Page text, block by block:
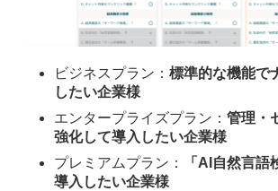
ビジネスプラン： 標準的な機能で
したい企業様
エンタープライズプラン： 管理・
強化して導入したい企業様
プレミアムプラン：
「AI自然言語
導入したい企業様